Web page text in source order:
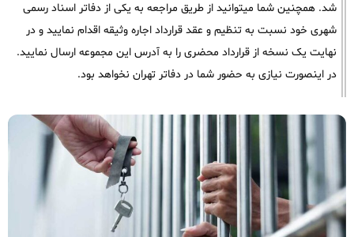
شد. همچنین شما میتوانید از طریق مراجعه به یکی از دفاتر اسناد رسمی
شهری خود نسبت به تنظیم و عقد قرارداد اجاره وثیقه اقدام نمایید و در
نهایت یک نسخه از قرارداد محضری را به آدرس این مجموعه ارسال نمایید.
در اینصورت نیازی به حضور شما در دفاتر تهران نخواهد بود.